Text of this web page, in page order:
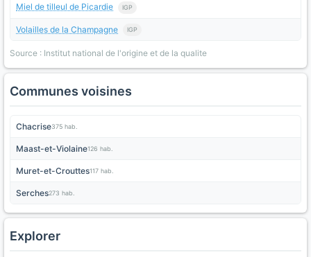
Miel de tilleul de Picardie IGP
Volailles de la Champagne IGP
Source : Institut national de l'origine et de la qualite
Communes voisines
Chacrise375 hab.
Maast-et-Violaine126 hab.
Muret-et-Crouttes117 hab.
Serches273 hab.
Explorer